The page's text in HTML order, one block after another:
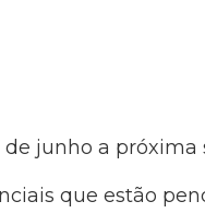
junho a próxima
que estão